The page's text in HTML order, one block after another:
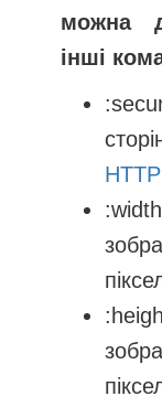
можна
інші